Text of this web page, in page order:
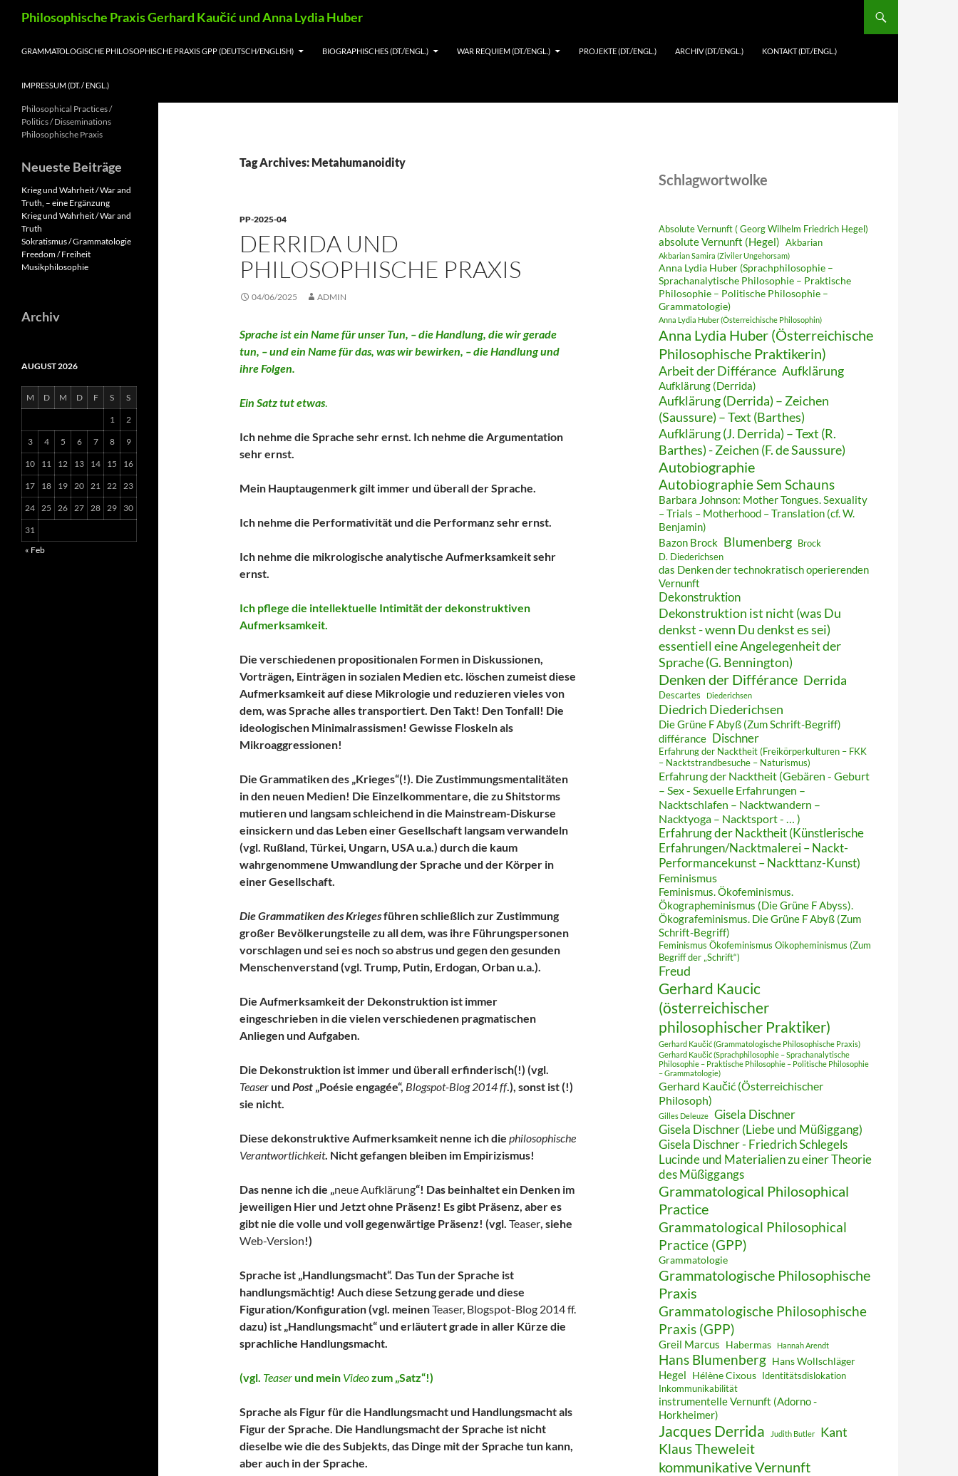
Philosophische Praxis Gerhard Kaučić und Anna Lydia Huber
GRAMMATOLOGISCHE PHILOSOPHISCHE PRAXIS GPP (DEUTSCH/ENGLISH) BIOGRAPHISCHES (DT./ENGL.) WAR REQUIEM (DT./ENGL.) PROJEKTE (DT./ENGL.) ARCHIV (DT./ENGL.) KONTAKT (DT./ENGL.)
IMPRESSUM (DT. / ENGL.)
Tag Archives: Metahumanoidity
PP-2025-04
DERRIDA UND
PHILOSOPHISCHE PRAXIS
04/06/2025 ADMIN
Sprache ist ein Name für unser Tun, – die Handlung, die wir gerade
tun, – und ein Name für das, was wir bewirken, – die Handlung und
ihre Folgen.
Ein Satz tut etwas.
Ich nehme die Sprache sehr ernst. Ich nehme die Argumentation
sehr ernst.
Mein Hauptaugenmerk gilt immer und überall der Sprache.
Ich nehme die Performativität und die Performanz sehr ernst.
Ich nehme die mikrologische analytische Aufmerksamkeit sehr
ernst.
Ich pflege die intellektuelle Intimität der dekonstruktiven
Aufmerksamkeit.
Die verschiedenen propositionalen Formen in Diskussionen,
Vorträgen, Einträgen in sozialen Medien etc. löschen zumeist diese
Aufmerksamkeit auf diese Mikrologie und reduzieren vieles von
dem, was Sprache alles transportiert. Den Takt! Den Tonfall! Die
ideologischen Minimalrassismen! Gewisse Floskeln als
Mikroaggressionen!
Die Grammatiken des „Krieges“(!). Die Zustimmungsmentalitäten
in den neuen Medien! Die Einzelkommentare, die zu Shitstorms
mutieren und langsam schleichend in die Mainstream-Diskurse
einsickern und das Leben einer Gesellschaft langsam verwandeln
(vgl. Rußland, Türkei, Ungarn, USA u.a.) durch die kaum
wahrgenommene Umwandlung der Sprache und der Körper in
einer Gesellschaft.
Die Grammatiken des Kriegesführen schließlich zur Zustimmung
großer Bevölkerungsteile zu all dem, was ihre Führungspersonen
vorschlagen und sei es noch so abstrus und gegen den gesunden
Menschenverstand (vgl. Trump, Putin, Erdogan, Orban u.a.).
Die Aufmerksamkeit der Dekonstruktion ist immer
eingeschrieben in die vielen verschiedenen pragmatischen
Anliegen und Aufgaben.
Die Dekonstruktion ist immer und überall erfinderisch(!) (vgl.
Teaserund Post „Poésie engagée“, Blogspot-Blog 2014 ff.), sonst ist (!)
sie nicht.
Diese dekonstruktive Aufmerksamkeit nenne ich die philosophische
Verantwortlichkeit. Nicht gefangen bleiben im Empirizismus!
Das nenne ich die „neue Aufklärung“! Das beinhaltet ein Denken im
jeweiligen Hier und Jetzt ohne Präsenz! Es gibt Präsenz, aber es
gibt nie die volle und voll gegenwärtige Präsenz! (vgl. Teaser, siehe
Web-Version!)
Sprache ist „Handlungsmacht“. Das Tun der Sprache ist
handlungsmächtig! Auch diese Setzung gerade und diese
Figuration/Konfiguration (vgl. meinenTeaser, Blogspot-Blog 2014 ff.
dazu) ist „Handlungsmacht“ und erläutert grade in aller Kürze die
sprachliche Handlungsmacht.
(vgl. Teaserund mein Videozum „Satz“!)
Sprache als Figur für die Handlungsmacht und Handlungsmacht als
Figur der Sprache. Die Handlungsmacht der Sprache ist nicht
dieselbe wie die des Subjekts, das Dinge mit der Sprache tun kann,
aber auch in der Sprache.
Schlagwortwolke
Absolute Vernunft ( Georg Wilhelm Friedrich Hegel)
absolute Vernunft (Hegel) Akbarian
Akbarian Samira (Ziviler Ungehorsam)
Anna Lydia Huber (Sprachphilosophie –
Sprachanalytische Philosophie – Praktische
Philosophie – Politische Philosophie –
Grammatologie)
Anna Lydia Huber (Österreichische Philosophin)
Anna Lydia Huber (Österreichische
Philosophische Praktikerin)
Arbeit der Différance Aufklärung
Aufklärung (Derrida)
Aufklärung (Derrida) – Zeichen
(Saussure) – Text (Barthes)
Aufklärung (J. Derrida) – Text (R.
Barthes) - Zeichen (F. de Saussure)
Autobiographie
Autobiographie Sem Schauns
Barbara Johnson: Mother Tongues. Sexuality
– Trials – Motherhood – Translation (cf. W.
Benjamin)
Bazon Brock Blumenberg Brock
D. Diederichsen
das Denken der technokratisch operierenden
Vernunft
Dekonstruktion
Dekonstruktion ist nicht (was Du
denkst - wenn Du denkst es sei)
essentiell eine Angelegenheit der
Sprache (G. Bennington)
Denken der Différance Derrida
Descartes Diederichsen
Diedrich Diederichsen
Die Grüne F Abyß (Zum Schrift-Begriff)
différance
Dischner
Erfahrung der Nacktheit (Freikörperkulturen – FKK
– Nacktstrandbesuche – Naturismus)
Erfahrung der Nacktheit (Gebären - Geburt
– Sex - Sexuelle Erfahrungen –
Nacktschlafen – Nacktwandern –
Nacktyoga – Nacktsport - … )
Erfahrung der Nacktheit (Künstlerische
Erfahrungen/Nacktmalerei – Nackt-
Performancekunst – Nackttanz-Kunst)
Feminismus
Feminismus. Ökofeminismus.
Ökographeminismus (Die Grüne F Abyss).
Ökografeminismus. Die Grüne F Abyß (Zum
Schrift-Begriff)
Feminismus Ökofeminismus Oikopheminismus (Zum
Begriff der „Schrift“)
Freud
Gerhard Kaucic
(österreichischer
philosophischer Praktiker)
Gerhard Kaučić (Grammatologische Philosophische Praxis)
Gerhard Kaučić (Sprachphilosophie – Sprachanalytische
Philosophie – Praktische Philosophie – Politische Philosophie
– Grammatologie)
Gerhard Kaučić (Österreichischer
Philosoph)
Gilles Deleuze
Gisela Dischner
Gisela Dischner (Liebe und Müßiggang)
Gisela Dischner - Friedrich Schlegels
Lucinde und Materialien zu einer Theorie
des Müßiggangs
Grammatological Philosophical
Practice
Grammatological Philosophical
Practice (GPP)
Grammatologie
Grammatologische Philosophische
Praxis
Grammatologische Philosophische
Praxis (GPP)
Greil Marcus Habermas Hannah Arendt
Hans Blumenberg Hans Wollschläger
Hegel Hélène Cixous Identitätsdislokation
Inkommunikabilität
instrumentelle Vernunft (Adorno -
Horkheimer)
Jacques Derrida Judith Butler Kant
Klaus Theweleit
kommunikative Vernunft
Philosophical Practices /
Politics / Disseminations
Philosophische Praxis
Neueste Beiträge
Krieg und Wahrheit / War and
Truth, – eine Ergänzung
Krieg und Wahrheit / War and
Truth
Sokratismus / Grammatologie
Freedom / Freiheit
Musikphilosophie
Archiv
AUGUST 2026
M D M D F S S
1 2
3 4 5 6 7 8 9
10 11 12 13 14 15 16
17 18 19 20 21 22 23
24 25 26 27 28 29 30
31
« Feb